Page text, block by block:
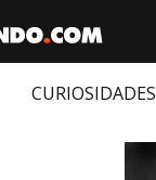
CURIOSIDADES